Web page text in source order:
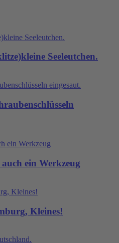
Seeleutchen.
ein Werkzeug
Kleines!